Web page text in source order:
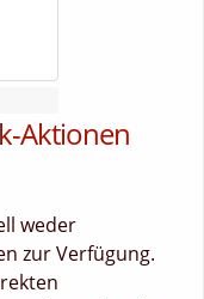
Aktionen
weder
zur Verfügung.